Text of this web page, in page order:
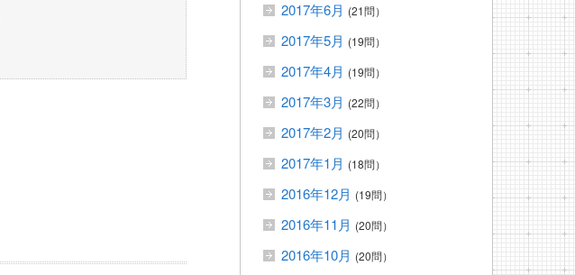
2017年6月 (21問）
2017年5月 (19問）
2017年4月 (19問）
2017年3月 (22問）
2017年2月 (20問）
2017年1月 (18問）
2016年12月 (19問）
2016年11月 (20問）
2016年10月 (20問）